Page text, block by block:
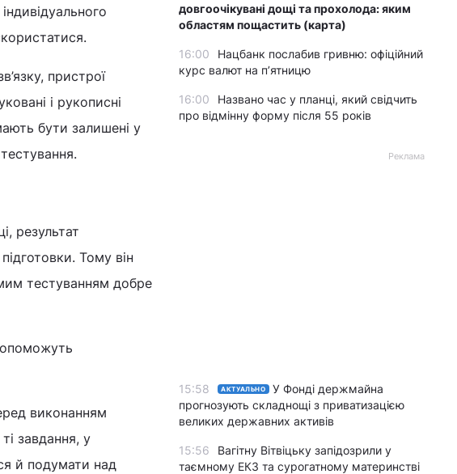
пристрої
і рукописні
бути залишені у
результат
Тому він
тестуванням добре
виконанням
завдання, у
й подумати над
довгоочікувані дощі та прохолода: яким
областям пощастить (карта)
16:00
Нацбанк послабив гривню: офіційний
курс валют на п’ятницю
16:00
Названо час у планці, який свідчить
про відмінну форму після 55 років
Реклама
15:58 АКТУАЛЬНО
У Фонді держмайна
прогнозують складнощі з приватизацією
великих державних активів
15:56
Вагітну Вітвіцьку запідозрили у
таємному ЕКЗ та сурогатному материнстві